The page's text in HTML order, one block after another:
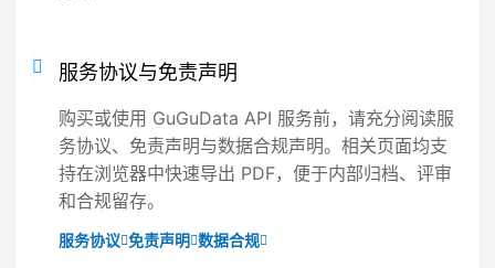
服务协议与免责声明
购买或使用 GuGuData API 服务前，请充分阅读服
务协议、免责声明与数据合规声明。相关页面均支
持在浏览器中快速导出 PDF，便于内部归档、评审
和合规留存。
服务协议 免责声明 数据合规